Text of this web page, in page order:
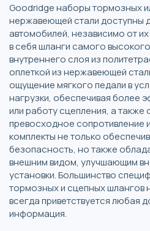
Goodridge наборы тормозных
нержавеющей стали доступны
автомобилей, независимо от
в себя шланги самого
внутреннего слоя из
оплеткой из нержавеющей
ощущение мягкого педали в
нагрузки, обеспечивая более
или работу сцепления, а также
превосходное сопротивление
комплекты не только
безопасность, но также
внешним видом, улучшающим
установки. Большинство
тормозных и сцепных шлангов
всегда приветствуется любая
информация.